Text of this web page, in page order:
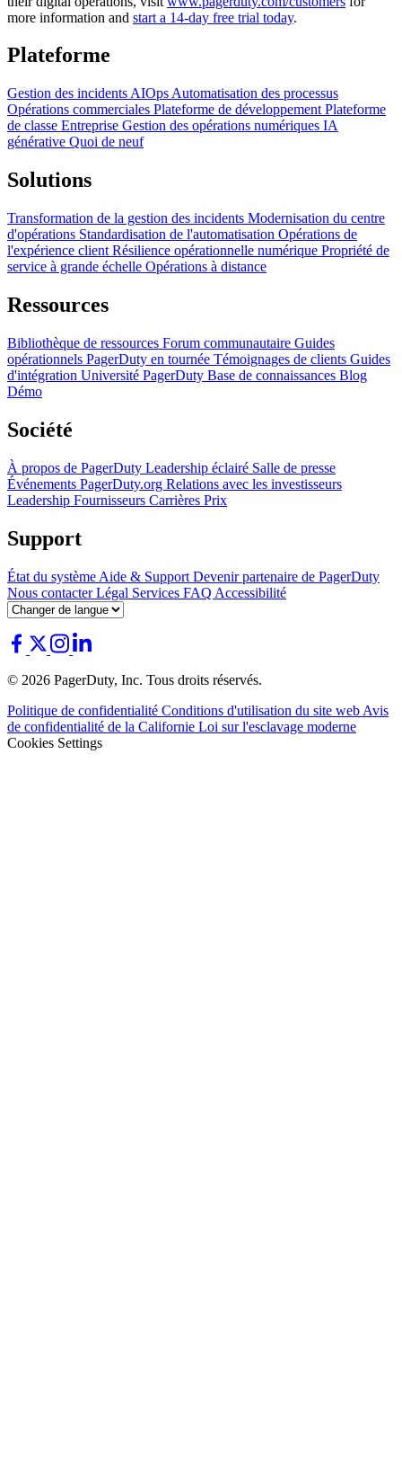
more information and start a 14-day free trial today.
Plateforme
Gestion des incidents AIOps Automatisation des processus
Opérations commerciales Plateforme de développement Plateforme
de classe Entreprise Gestion des opérations numériques IA
générative Quoi de neuf
Solutions
Transformation de la gestion des incidents Modernisation du centre
d'opérations Standardisation de l'automatisation Opérations de
l'expérience client Résilience opérationnelle numérique Propriété de
service à grande échelle Opérations à distance
Ressources
Bibliothèque de ressources Forum communautaire Guides
opérationnels PagerDuty en tournée Témoignages de clients Guides
d'intégration Université PagerDuty Base de connaissances Blog
Démo
Société
À propos de PagerDuty Leadership éclairé Salle de presse
Événements PagerDuty.org Relations avec les investisseurs
Leadership Fournisseurs Carrières Prix
Support
État du système Aide & Support Devenir partenaire de PagerDuty
Nous contacterLégal Services FAQ Accessibilité
© 2026 PagerDuty, Inc. Tous droits réservés.
Politique de confidentialité Conditions d'utilisation du site web Avis
de confidentialité de la Californie Loi sur l'esclavage moderne
Cookies Settings